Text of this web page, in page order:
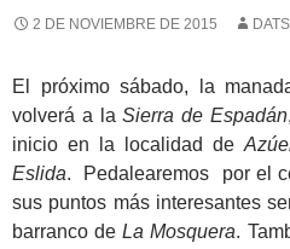
2 DE NOVIEMBRE DE 2015
El próximo sábado, la
volverá a laSierra de Espadán
inicio en la localidad de
Eslida. Pedalearemos por el
sus puntos más interesantes
barranco deLa Mosquera.